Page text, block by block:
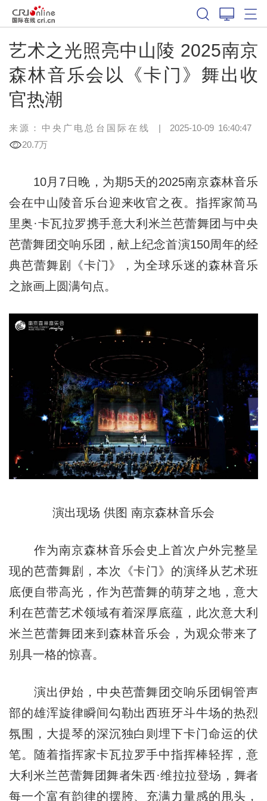
艺术之光照亮中山陵 2025南京
森林音乐会以《卡门》舞出收
官热潮
来源：中央广电总台国际在线 | 2025-10-09 16:40:47
20.7万
10月7日晚，为期5天的2025南京森林音乐
会在中山陵音乐台迎来收官之夜。指挥家简马
里奥·卡瓦拉罗携手意大利米兰芭蕾舞团与中央
芭蕾舞团交响乐团，献上纪念首演150周年的经
典芭蕾舞剧《卡门》，为全球乐迷的森林音乐
之旅画上圆满句点。
演出现场 供图 南京森林音乐会
作为南京森林音乐会史上首次户外完整呈
现的芭蕾舞剧，本次《卡门》的演绎从艺术班
底便自带高光，作为芭蕾舞的萌芽之地，意大
利在芭蕾艺术领域有着深厚底蕴，此次意大利
米兰芭蕾舞团来到森林音乐会，为观众带来了
别具一格的惊喜。
演出伊始，中央芭蕾舞团交响乐团铜管声
部的雄浑旋律瞬间勾勒出西班牙斗牛场的热烈
氛围，大提琴的深沉独白则埋下卡门命运的伏
笔。随着指挥家卡瓦拉罗手中指挥棒轻挥，意
大利米兰芭蕾舞团舞者朱西·维拉拉登场，舞者
每一个富有韵律的摆胯、充满力量感的甩头，